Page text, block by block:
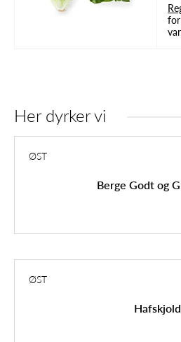
Her dyrker vi
ØST
Berge Godt og
ØST
Hafskjold